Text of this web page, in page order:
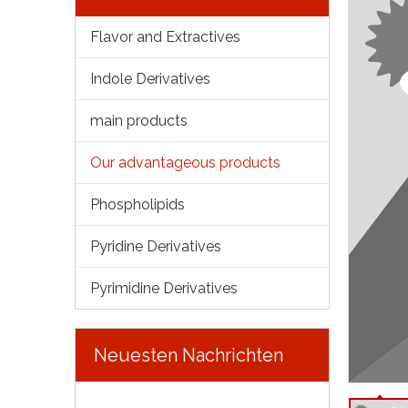
Flavor and Extractives
Indole Derivatives
main products
Our advantageous products
Phospholipids
Pyridine Derivatives
Pyrimidine Derivatives
Neuesten Nachrichten